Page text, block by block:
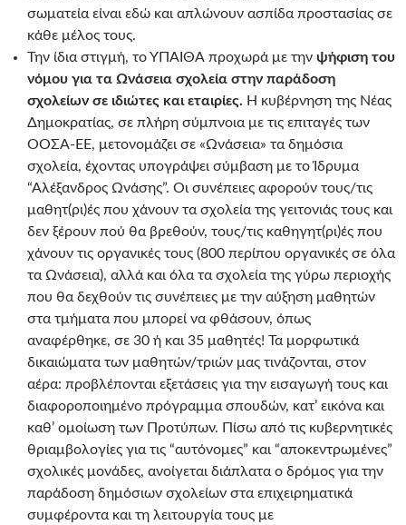
σωματεία είναι εδώ και απλώνουν ασπίδα προστασίας σε
κάθε μέλος τους.
Την ίδια στιγμή, το ΥΠΑΙΘΑ προχωρά με την ψήφιση του
νόμου για τα Ωνάσεια σχολεία στην παράδοση
σχολείων σε ιδιώτες και εταιρίες. Η κυβέρνηση της Νέας
Δημοκρατίας, σε πλήρη σύμπνοια με τις επιταγές των
ΟΟΣΑ-ΕΕ, μετονομάζει σε «Ωνάσεια» τα δημόσια
σχολεία, έχοντας υπογράψει σύμβαση με το Ίδρυμα
“Αλέξανδρος Ωνάσης”. Οι συνέπειες αφορούν τους/τις
μαθητ(ρι)ές που χάνουν τα σχολεία της γειτονιάς τους και
δεν ξέρουν πού θα βρεθούν, τους/τις καθηγητ(ρι)ές που
χάνουν τις οργανικές τους (800 περίπου οργανικές σε όλα
τα Ωνάσεια), αλλά και όλα τα σχολεία της γύρω περιοχής
που θα δεχθούν τις συνέπειες με την αύξηση μαθητών
στα τμήματα που μπορεί να φθάσουν, όπως
αναφέρθηκε, σε 30 ή και 35 μαθητές! Τα μορφωτικά
δικαιώματα των μαθητών/τριών μας τινάζονται, στον
αέρα: προβλέπονται εξετάσεις για την εισαγωγή τους και
διαφοροποιημένο πρόγραμμα σπουδών, κατ’ εικόνα και
καθ’ ομοίωση των Προτύπων. Πίσω από τις κυβερνητικές
θριαμβολογίες για τις “αυτόνομες” και “αποκεντρωμένες”
σχολικές μονάδες, ανοίγεται διάπλατα ο δρόμος για την
παράδοση δημόσιων σχολείων στα επιχειρηματικά
συμφέροντα και τη λειτουργία τους με